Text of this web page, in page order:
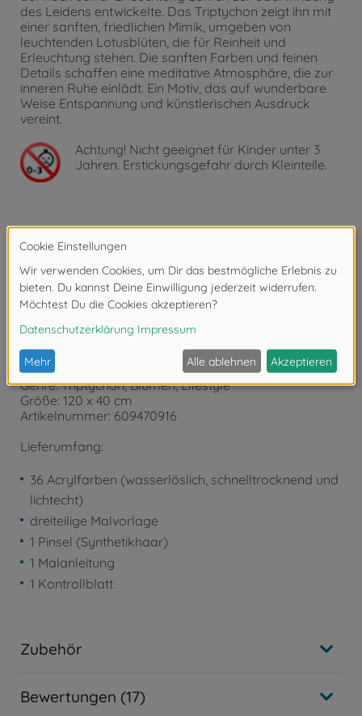
des Leidens entwickelte. Das Triptychon zeigt ihn mit
einer sanften, friedlichen Mimik, umgeben von
leuchtenden Lotusblüten, die für Reinheit und
Erleuchtung stehen. Die sanften Farben und feinen
Details schaffen eine meditative Atmosphäre, die zur
inneren Ruhe einlädt. Ein Motiv, das auf wunderbare
Weise Entspannung und künstlerischen Ausdruck
vereint.
Achtung! Nicht geeignet für Kinder unter 3
Jahren. Erstickungsgefahr durch Kleinteile.
Produktdetails
Besonderheiten: Fühl- und sichtbare Leinenstruktur,
die den „Öl-auf-Leinwand-Effekt" unterstützt und die
Optik des fertigen Gemäldes verfeinert.
Altersempfehlung: ab 14 Jahren
Genre: Triptychon, Blumen, Lifestyle
Größe: 120 x 40 cm
Artikelnummer: 609470916
Lieferumfang:
36 Acrylfarben (wasserlöslich, schnelltrocknend und
lichtecht)
dreiteilige Malvorlage
1 Pinsel (Synthetikhaar)
1 Malanleitung
1 Kontrollblatt
Zubehör
Bewertungen (17)